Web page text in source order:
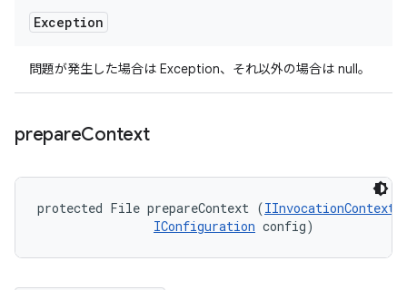
Exception
問題が発生した場合は Exception、それ以外の場合は null。
prepareContext
protected File prepareContext (IInvocationContext
IConfiguration config)